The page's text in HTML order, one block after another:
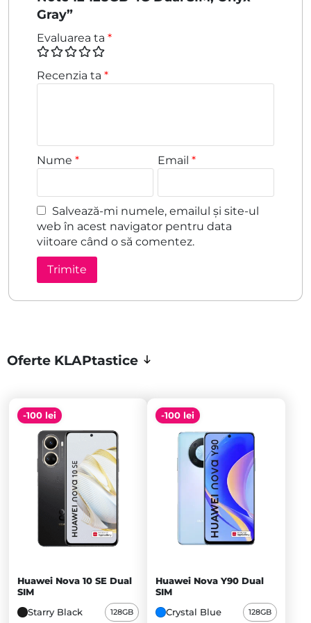
Gray”
Evaluarea ta *
Recenzia ta *
Nume * Email*
Salvează-mi numele, emailul și site-ul
web în acest navigator pentru data
viitoare când o să comentez.
Oferte KLAPtastice
-100 lei
Huawei Nova 10 SE Dual
SIM
Starry Black
128GB
-100 lei
Huawei Nova Y90 Dual
SIM
Crystal Blue
128GB